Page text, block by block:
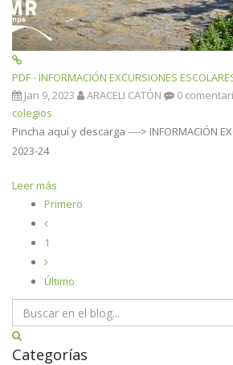
PDF - INFORMACIÓN EXCURSIONES
Jan 9, 2023
ARACELI CATÓN 0
colegios
Pincha aquí y descarga ----> INFORMACIÓN
2023-24
Leer más
Primero
1
Último
Categorías